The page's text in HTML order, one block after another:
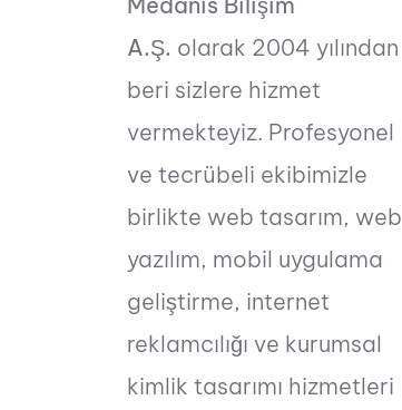
A.Ş. olarak 2004 yılından
beri sizlere hizmet
vermekteyiz. Profesyonel
ve tecrübeli ekibimizle
birlikte web tasarım, web
yazılım, mobil uygulama
geliştirme, internet
reklamcılığı ve kurumsal
kimlik tasarımı hizmetleri